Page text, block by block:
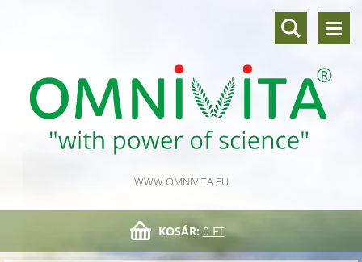
WWW.OMNIVITA.EU
KOSÁR: 0 FT